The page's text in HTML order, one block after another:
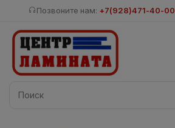
Позвоните нам: +7(928)471-40-00